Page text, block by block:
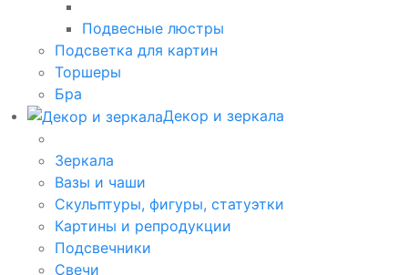
Подвесные люстры
Подсветка для картин
Торшеры
Бра
Декор и зеркала
Зеркала
Вазы и чаши
Скульптуры, фигуры, статуэтки
Картины и репродукции
Подсвечники
Свечи